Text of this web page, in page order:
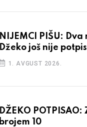
NIJEMCI PIŠU:
Džeko još nije
1. AVGUST 2026.
DŽEKO
brojem 10